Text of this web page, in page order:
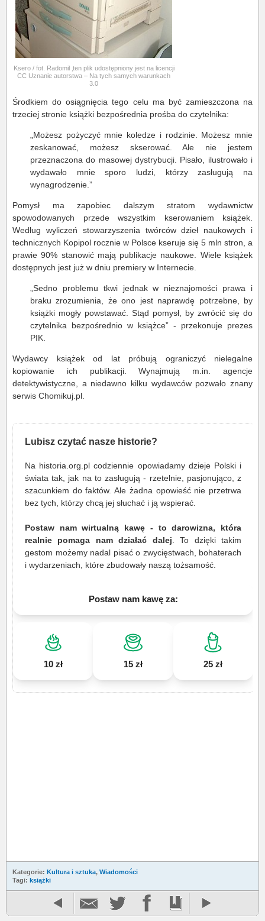
Ksero / fot. Radomil ‚ten plik udostępniony jest na licencji
CC Uznanie autorstwa – Na tych samych warunkach
3.0
Środkiem do osiągnięcia tego celu ma być zamieszczona na
trzeciej stronie książki bezpośrednia prośba do czytelnika:
„Możesz pożyczyć mnie koledze i rodzinie. Możesz mnie
zeskanować, możesz skserować. Ale nie jestem
przeznaczona do masowej dystrybucji. Pisało, ilustrowało i
wydawało mnie sporo ludzi, którzy zasługują na
wynagrodzenie.”
Pomysł ma zapobiec dalszym stratom wydawnictw
spowodowanych przede wszystkim kserowaniem książek.
Według wyliczeń stowarzyszenia twórców dzieł naukowych i
technicznych Kopipol rocznie w Polsce kseruje się 5 mln stron, a
prawie 90% stanowić mają publikacje naukowe. Wiele książek
dostępnych jest już w dniu premiery w Internecie.
„Sedno problemu tkwi jednak w nieznajomości prawa i
braku zrozumienia, że ono jest naprawdę potrzebne, by
książki mogły powstawać. Stąd pomysł, by zwrócić się do
czytelnika bezpośrednio w książce” - przekonuje prezes
PIK.
Wydawcy książek od lat próbują ograniczyć nielegalne
kopiowanie ich publikacji. Wynajmują m.in. agencje
detektywistyczne, a niedawno kilku wydawców pozwało znany
serwis Chomikuj.pl.
Lubisz czytać nasze historie?
Na historia.org.pl codziennie opowiadamy dzieje Polski i
świata tak, jak na to zasługują - rzetelnie, pasjonująco, z
szacunkiem do faktów. Ale żadna opowieść nie przetrwa
bez tych, którzy chcą jej słuchać i ją wspierać.
Postaw nam wirtualną kawę - to darowizna, która
realnie pomaga nam działać dalej . To dzięki takim
gestom możemy nadal pisać o zwycięstwach, bohaterach
i wydarzeniach, które zbudowały naszą tożsamość.
Postaw nam kawę za:
10 zł 15 zł 25 zł
Kategorie: Kultura i sztuka, Wiadomości
Tagi: książki